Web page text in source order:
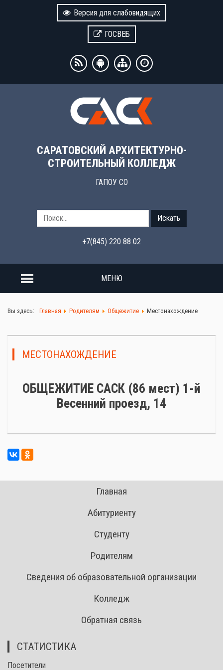
Версия для слабовидящих
ГОСВЕБ
САРАТОВСКИЙ АРХИТЕКТУРНО-
СТРОИТЕЛЬНЫЙ КОЛЛЕДЖ
ГАПОУ СО
Искать
+7(845) 220 88 02
МЕНЮ
Вы здесь: Главная Родителям Общежитие Местонахождение
МЕСТОНАХОЖДЕНИЕ
ОБЩЕЖИТИЕ САСК (86 мест) 1-й
Весенний проезд, 14
Главная
Абитуриенту
Студенту
Родителям
Сведения об образовательной организации
Колледж
Обратная связь
СТАТИСТИКА
Посетители